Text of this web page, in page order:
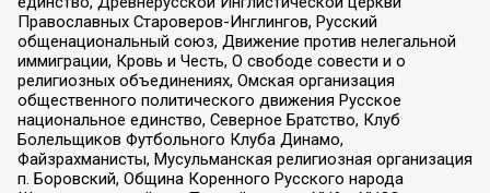
Православных Староверов-Инглингов, Русский
общенациональный союз, Движение против нелегальной
иммиграции, Кровь и Честь, О свободе совести и о
религиозных объединениях, Омская организация
общественного политического движения Русское
национальное единство, Северное Братство, Клуб
Болельщиков Футбольного Клуба Динамо,
Файзрахманисты, Мусульманская религиозная организация
п. Боровский, Община Коренного Русского народа